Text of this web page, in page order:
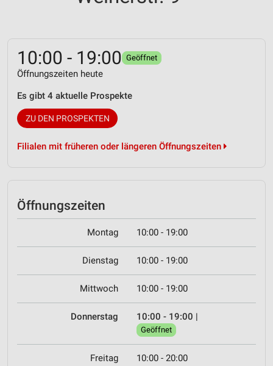
10:00 - 19:00 Geöffnet
Öffnungszeiten heute
Es gibt 4 aktuelle Prospekte
ZU DEN PROSPEKTEN
Filialen mit früheren oder längeren Öffnungszeiten
Öffnungszeiten
Montag 10:00 - 19:00
Dienstag 10:00 - 19:00
Mittwoch 10:00 - 19:00
Donnerstag 10:00 - 19:00 |
Geöffnet
Freitag 10:00 - 20:00